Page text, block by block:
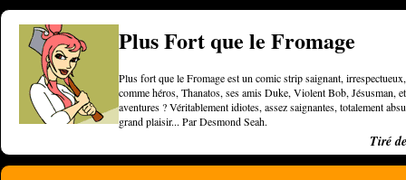
Plus Fort que le Fromage
Plus fort que le Fromage est un comic strip saignant,
comme héros, Thanatos, ses amis Duke, Violent Bob, Jésusman,
aventures ? Véritablement idiotes, assez saignantes, totalement
grand plaisir... Par Desmond Seah.
Tiré